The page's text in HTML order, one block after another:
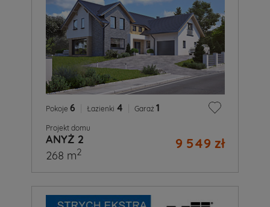
Pokoje 6 Łazienki 4 Garaż 1
Projekt domu
ANYŻ 2 9 549 zł
268 m2